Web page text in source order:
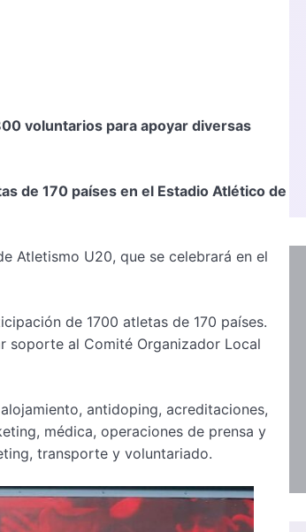
voluntarios para apoyar diversas
de 170 países en el Estadio Atlético de
Atletismo U20, que se celebrará en el
de 1700 atletas de 170 países.
soporte al Comité Organizador Local
antidoping, acreditaciones,
médica, operaciones de prensa y
transporte y voluntariado.